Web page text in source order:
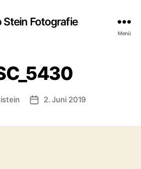
Stein Fotografie
Menü
Veröffentlichungsdatum
2. Juni 2019